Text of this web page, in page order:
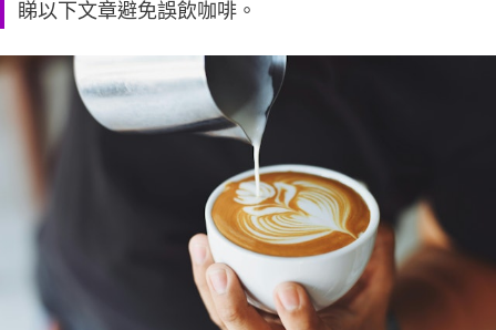
睇以下文章避免誤飲咖啡。